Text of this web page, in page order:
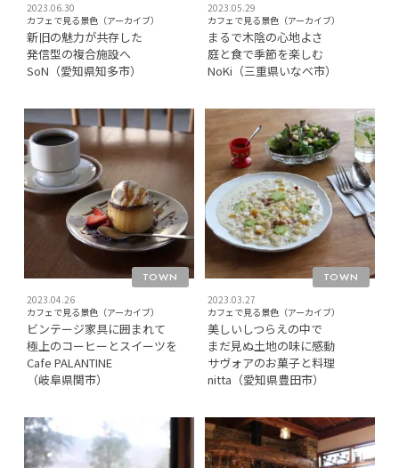
2023.06.30
カフェで見る景色（アーカイブ）
新旧の魅力が共存した
発信型の複合施設へ
SoN（愛知県知多市）
2023.05.29
カフェで見る景色（アーカイブ）
まるで木陰の心地よさ
庭と食で季節を楽しむ
NoKi（三重県いなべ市）
2023.04.26
TOWN
カフェで見る景色（アーカイブ）
ビンテージ家具に囲まれて
極上のコーヒーとスイーツを
Cafe PALANTINE
（岐阜県関市）
2023.03.27
TOWN
カフェで見る景色（アーカイブ）
美しいしつらえの中で
まだ見ぬ土地の味に感動
サヴォアのお菓子と料理
nitta（愛知県豊田市）